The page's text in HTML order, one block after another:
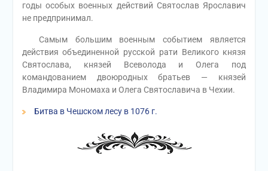
годы особых военных действий Святослав Ярославич
не предпринимал.
Самым большим военным событием является
действия объединенной русской рати Великого князя
Святослава, князей Всеволода и Олега под
командованием двоюродных братьев — князей
Владимира Мономаха и Олега Святославича в Чехии.
Битва в Чешском лесу в 1076 г.